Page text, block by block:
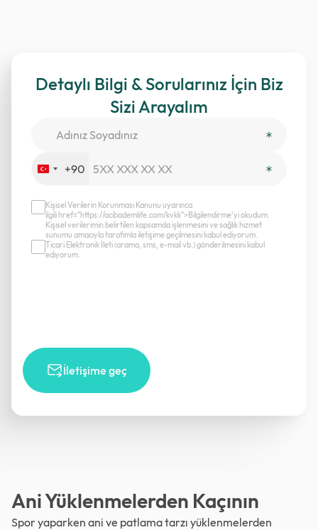
Detaylı Bilgi & Sorularınız İçin Biz
Sizi Arayalım
Turkey
+90
İletişime geç
Kişisel Verilerin Korunması Kanunu uyarınca
ilgili href="https://acibademlife.com/kvkk">Bilgilendirme’yi okudum.
Kişisel verilerimin belirtilen kapsamda işlenmesini ve sağlık hizmet
sunumu amacıyla tarafımla iletişime geçilmesini kabul ediyorum.
Ticari Elektronik İleti (arama, sms, e-mail vb.) gönderilmesini kabul
ediyorum.
Ani Yüklenmelerden Kaçının
Spor yaparken ani ve patlama tarzı yüklenmelerden